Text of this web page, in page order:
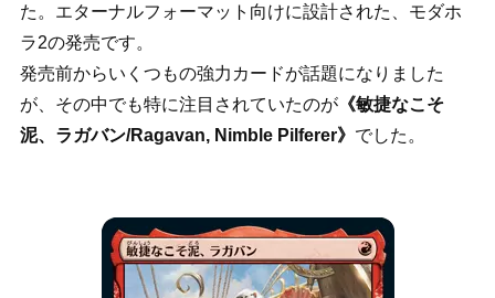
た。エターナルフォーマット向けに設計された、モダホ
ラ2の発売です。
発売前からいくつもの強力カードが話題になりました
が、その中でも特に注目されていたのが《敏捷なこそ
泥、ラガバン/Ragavan, Nimble Pilferer》 でした。